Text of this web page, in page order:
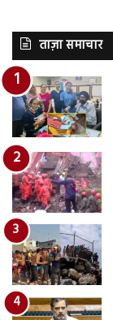
ताज़ा समाचार